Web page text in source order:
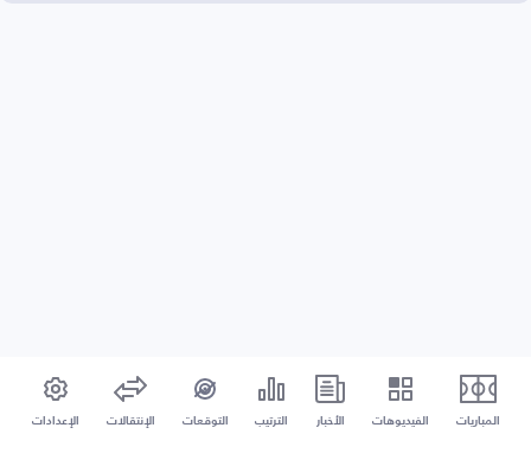
المباريات الفيديوهات الأخبار الترتيب التوقعات الإنتقالات الإعدادات